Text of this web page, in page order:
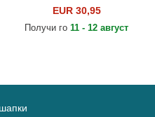
Diamond Era на New York
Yankees MLB от New Era
EUR 30,95
Получи го 11 - 12 август